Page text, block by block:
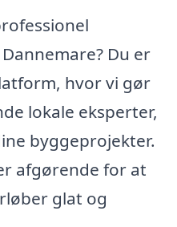
Du er
hvor vi gør
lokale eksperter,
byggeprojekter.
afgørende for at
glat og